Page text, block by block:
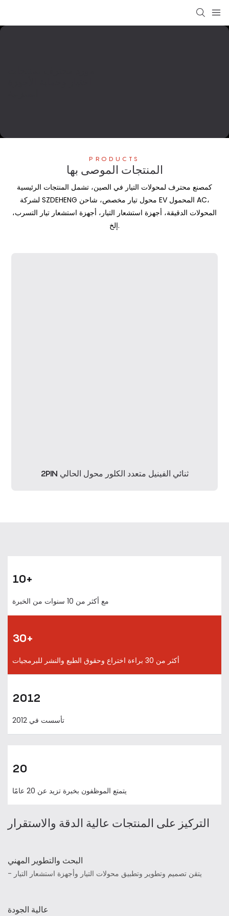
PRODUCTS
المنتجات الموصى بها
كمصنع محترف لمحولات التيار في الصين، تشمل المنتجات الرئيسية
لشركة SZDEHENG محول تيار مخصص، شاحن EV المحمول AC،
المحولات الدقيقة، أجهزة استشعار التيار، أجهزة استشعار تيار التسرب،
إلخ.
2PIN ثنائي الفينيل متعدد الكلور محول الحالي
10+
مع أكثر من 10 سنوات من الخبرة
30+
أكثر من 30 براءة اختراع وحقوق الطبع والنشر للبرمجيات
2012
تأسست في 2012
20
يتمتع الموظفون بخبرة تزيد عن 20 عامًا
التركيز على المنتجات عالية الدقة والاستقرار
البحث والتطوير المهني
- يتقن تصميم وتطوير وتطبيق محولات التيار وأجهزة استشعار التيار
عالية الجودة